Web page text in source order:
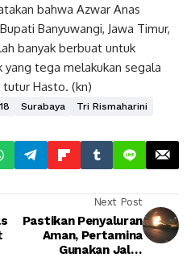
bahwa Azwar Anas
Banyuwangi, Jawa Timur,
banyak berbuat untuk
yang tega melakukan segala
tutur Hasto. (kn)
Surabaya Tri Rismaharini
Next Post
Pastikan Penyaluran
Aman, Pertamina
Gunakan Jalur